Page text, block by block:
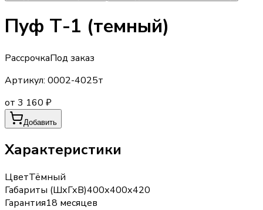
Пуф Т-1 (темный)
РассрочкаПод заказ
Артикул: 0002-4025т
от 3 160 ₽
Добавить
Характеристики
ЦветТёмный
Габариты (ШхГхВ)400х400х420
Гарантия18 месяцев